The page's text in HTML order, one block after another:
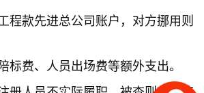
程款先进总公司账户，对方挪用则
标费、人员出场费等额外支出。